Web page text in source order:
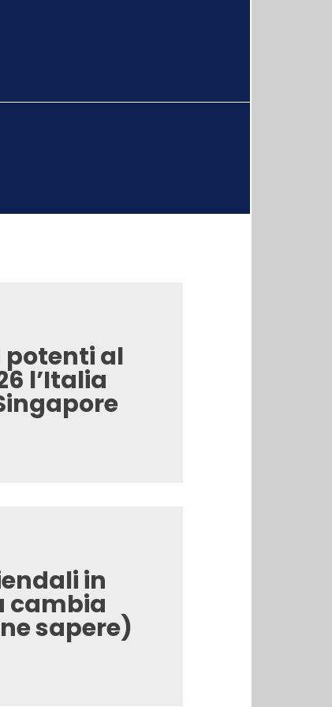
potenti al
l’Italia
in
cambia
sapere)